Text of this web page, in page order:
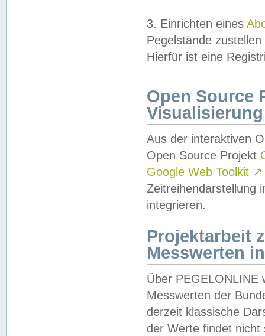
3. Einrichten eines
Pegelstände
Hierfür ist eine
Open Source
Visualisierung
Aus der interaktiven
Open Source Projekt
Google Web Toolkit ↗
Zeitreihendarstellung
integrieren.
Projektarbeit
Messwerten
Über PEGELONLINE
Messwerten der
derzeit klassische
der Werte findet